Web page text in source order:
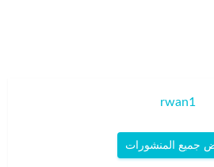
rwan1
جميع المنشورات